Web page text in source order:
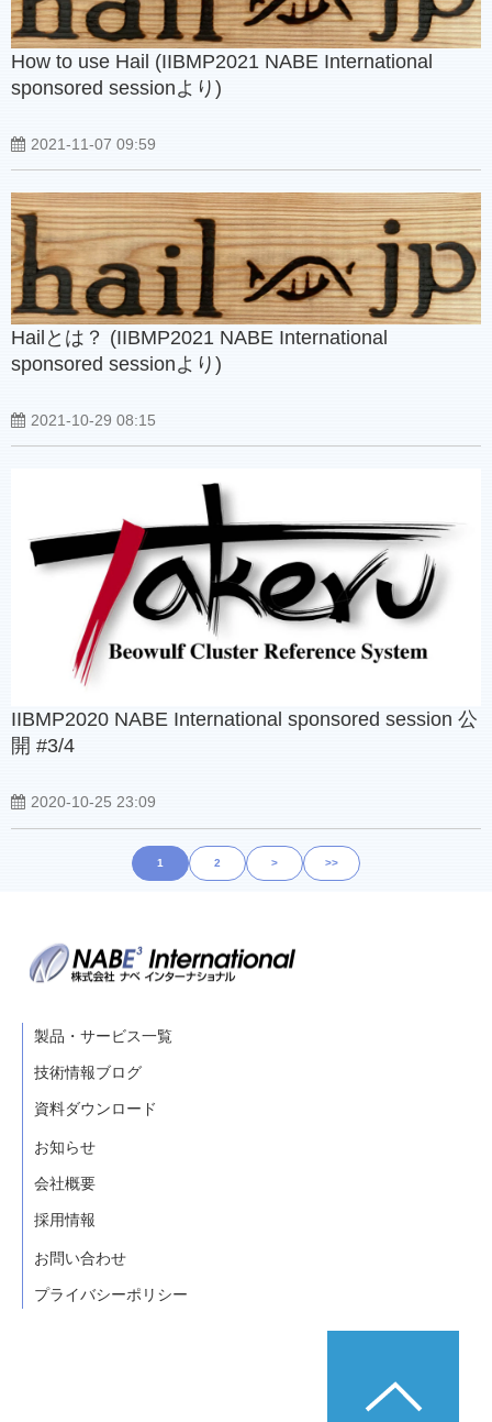
How to use Hail (IIBMP2021 NABE International
sponsored sessionより)
2021-11-07 09:59
Hailとは？ (IIBMP2021 NABE International
sponsored sessionより)
2021-10-29 08:15
IIBMP2020 NABE International sponsored session 公
開 #3/4
2020-10-25 23:09
1 2 > >>
製品・サービス一覧
技術情報ブログ
資料ダウンロード
お知らせ
会社概要
採用情報
お問い合わせ
プライバシーポリシー